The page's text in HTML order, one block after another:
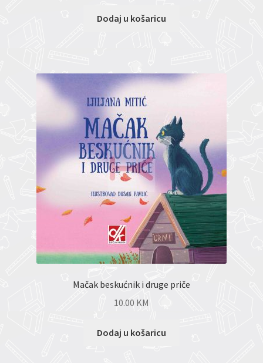
Dodaj u košaricu
Mačak beskućnik i druge priče
10.00 KM
Dodaj u košaricu